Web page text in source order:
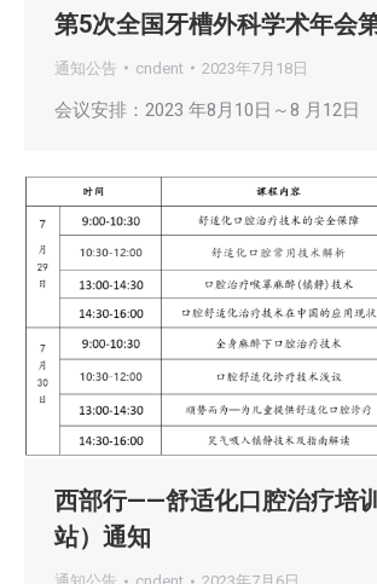
第5次全国牙槽外科学术年会
通知公告 cndent 2023年7月18日
会议安排：2023 年8月10日～8 月12日
西部行——舒适化口腔治疗培
站）通知